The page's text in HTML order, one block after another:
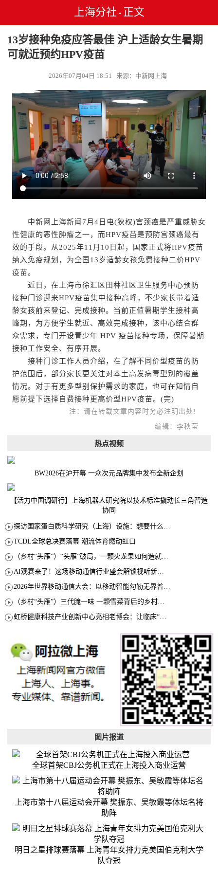
上海分社 • 正文
13岁接种免疫应答最佳 沪上适龄女生暑期
可就近预约HPV疫苗
2026年07月04日 18:51 来源：中新网上海
中新网上海新闻7月4日电(狄权)宫颈癌是严重威胁女
性健康的恶性肿瘤之一，而HPV疫苗是预防宫颈癌最有
效的手段。从2025年11月10日起，国家正式将HPV疫苗
纳入免疫规划，为全国13岁适龄女孩免费接种二价HPV
疫苗。
近日，在上海市徐汇区田林社区卫生服务中心预防
接种门诊迎来HPV疫苗集中接种高峰，不少家长带着适
龄女孩前来登记、完成接种。当前正值暑期学生接种高
峰期，为方便学生就近、高效完成接种，该中心结合群
众需求，专门开设青少年 HPV 疫苗接种专场，保障暑期
接种工作安全、有序开展。
接种门诊工作人员介绍，在了解不同价型疫苗的防
护范围后，部分家长更关注对本土高发病毒型别的覆盖
情况。对于有更多型别保护需求的家庭，也可在知情自
愿前提下选择自费接种更高价型HPV疫苗。(完)
注：请在转载文章内容时务必注明出处!
编辑：李秋莹
热点视频
BW2026在沪开幕 一众次元品牌集中发布全新企划
【活力中国调研行】上海机器人研究院以技术标准撬动长三角智造
协同
TCDL全球总决赛落幕 潮流体育燃动虹口
图片报道
全球首架CBJ公务机正式在上海投入商业运营
上海市第十八届运动会开幕 樊振东、吴敏霞等体坛名将
助阵
明日之星排球赛落幕 上海青年女排力克美国伯克利大学
队夺冠